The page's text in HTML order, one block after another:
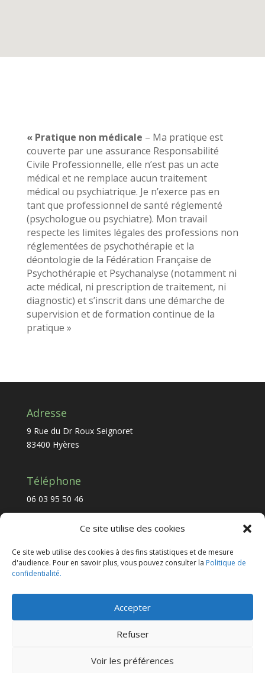
Ce site utilise des cookies
Ce site web utilise des cookies à des fins statistiques et de mesure
d'audience. Pour en savoir plus, vous pouvez consulter la Politique de
confidentialité.
Accepter
Refuser
Voir les préférences
« Pratique non médicale – Ma pratique est
couverte par une assurance Responsabilité
Civile Professionnelle, elle n’est pas un acte
médical et ne remplace aucun traitement
médical ou psychiatrique. Je n’exerce pas en
tant que professionnel de santé réglementé
(psychologue ou psychiatre). Mon travail
respecte les limites légales des professions non
réglementées de psychothérapie et la
déontologie de la Fédération Française de
Psychothérapie et Psychanalyse (notamment ni
acte médical, ni prescription de traitement, ni
diagnostic) et s’inscrit dans une démarche de
supervision et de formation continue de la
pratique »
Adresse
9 Rue du Dr Roux Seignoret
83400 Hyères
Téléphone
06 03 95 50 46
psy.florentferres@gmail.com
Conditions Générales-